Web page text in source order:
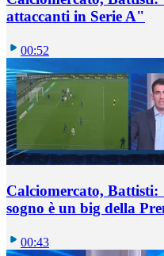
attaccanti in Serie A"
00:52
Calciomercato,
sogno è un big della
00:43